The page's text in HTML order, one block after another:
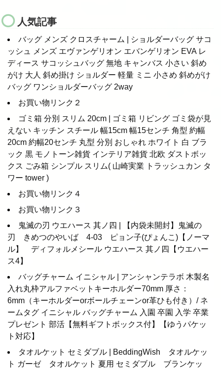
人気記事
バッグ メンズ クロスチャーム | ショルダーバッグ サコ
ッシュ メンズ エヴァンゲリオン エバンゲリオン EVA レ
ディース サコッシュバッグ 無地 キャンバス 小さい 斜め
がけ 大人 斜め掛け ショルダー 軽量 ミニ 小さめ 斜めがけ
バッグ ワンショルダーバッグ 2way
お買い物リンク２
ゴミ箱 分別 スリム 20cm | ゴミ箱 リビング ゴミ袋が見
えない キッチン スチール 幅15cm 幅15センチ 角型 約幅
20cm 約幅20センチ 丸型 分別 おしゃれ ホワイト 白 ブラ
ック 黒 モノトーン雑貨 インテリア雑貨 北欧 ダストボッ
クス ごみ箱 シンプル スリム( 山崎実業 トラッシュカン タ
ワー tower )
お買い物リンク４
お買い物リンク３
鬼滅の刃 ウエハース 其ノ四 | 【内袋未開封】鬼滅の
刃 きめつのやいば 4-03 ピョン子(ぴょんこ)【ノーマ
ル】 ディフォルメシール ウエハース 其ノ四【ウエハー
ス4】
バッグチャーム イニシャル | アンシャンテラボ 木製名
入れ丸枠アルファベットキーホルダー70mm 厚さ：
6mm（キーホルダーorボールチェーンor革ひも付き）/ ネ
ームタグ イニシャル バッグチャーム 入園 卒園 入学 卒業
プレゼント 部活【無料ギフトボックス付】【ゆうパケッ
ト対応】
タオルケット セミダブル | BeddingWish タオルケッ
ト ガーゼ タオルケット 夏用 セミダブル ブランケッ